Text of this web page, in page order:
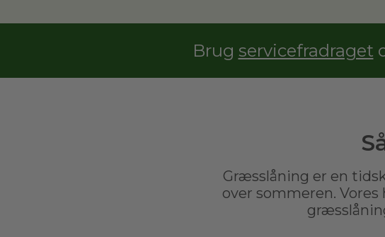
Brug servicefradraget
Græsslåning er en
over sommeren.